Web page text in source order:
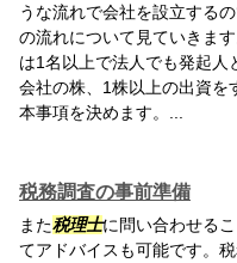
うな流れで会社を設立する
の流れについて見ていきま
は1名以上で法人でも発起人
会社の株、1株以上の出資を
本事項を決めます。...
税務調査の事前準備
また税理士に問い合わせる
てアドバイスも可能です。